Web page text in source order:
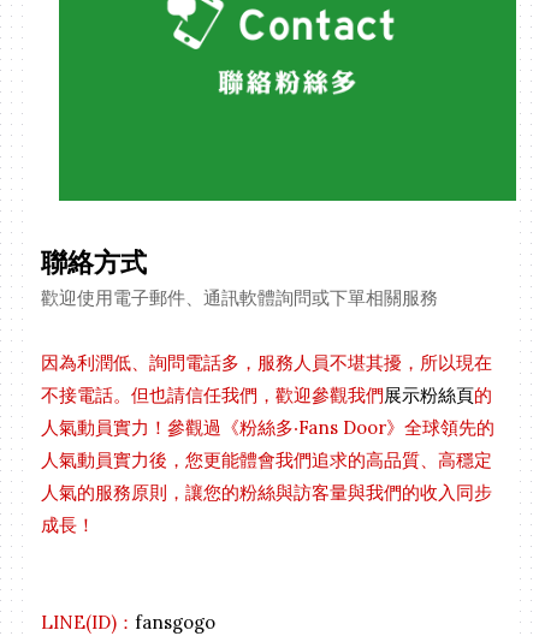
聯絡方式
歡迎使用電子郵件、通訊軟體詢問或下單相關服務
因為利潤低、詢問電話多，服務人員不堪其擾，所以現在
不接電話。但也請信任我們，歡迎參觀我們展示粉絲頁的
人氣動員實力！參觀過《粉絲多‧Fans Door》全球領先的
人氣動員實力後，您更能體會我們追求的高品質、高穩定
人氣的服務原則，讓您的粉絲與訪客量與我們的收入同步
成長！
LINE(ID)：fansgogo